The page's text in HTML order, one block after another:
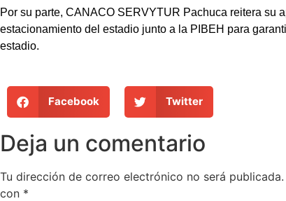
Por su parte, CANACO SERVYTUR Pachuca reitera su
estacionamiento del estadio junto a la PIBEH para
estadio.
Facebook Twitter
Deja un comentario
Tu dirección de correo electrónico no será publicada.
con *